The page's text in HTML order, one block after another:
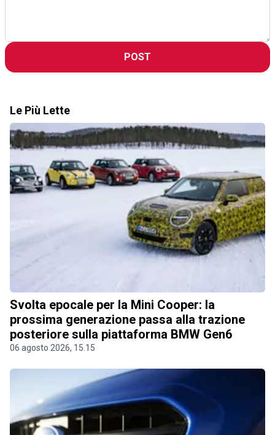
POST
Le Più Lette
Svolta epocale per la Mini Cooper: la
prossima generazione passa alla trazione
posteriore sulla piattaforma BMW Gen6
06 agosto 2026, 15.15